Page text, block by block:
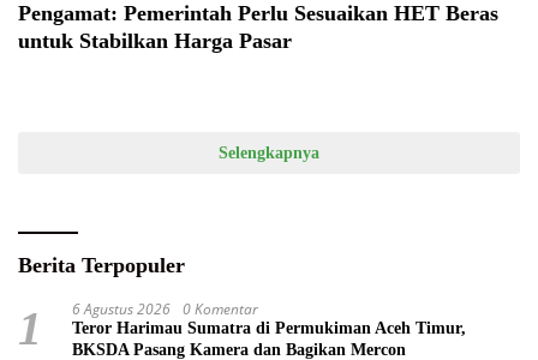
Pengamat: Pemerintah Perlu Sesuaikan HET Beras
untuk Stabilkan Harga Pasar
Selengkapnya
Berita Terpopuler
1 6 Agustus 2026 0 Komentar
Teror Harimau Sumatra di Permukiman Aceh Timur,
BKSDA Pasang Kamera dan Bagikan Mercon